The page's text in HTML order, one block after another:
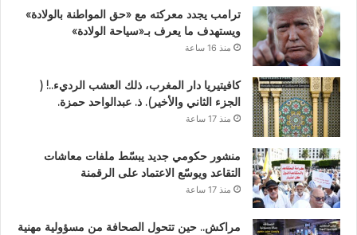
ترامب يجدد معركته مع «حق المواطنة بالولادة»
ويستهدف ما يعرف بـ«سياحة الولادة»
منذ 16 ساعة
كافيتيريا دار المغرب، ذلك العشب الرديء..! (
الجزء الثاني والأخير). ذ. عبدالواحد حمزة.
منذ 17 ساعة
منشور حكومي جديد يبسّط ملفات معاشات
التقاعد ويوسّع الاعتماد على الرقمنة
منذ 17 ساعة
مراكش.. حين تتحول الصحافة من مسؤولية مهنية